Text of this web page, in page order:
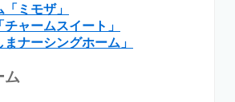
ミモザ」
チャームスイート」
ナーシングホーム」
ム